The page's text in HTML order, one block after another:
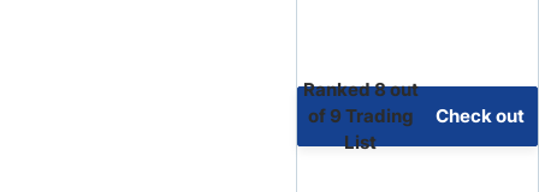
Ranked 8 out
of 9 Trading
List
Check out